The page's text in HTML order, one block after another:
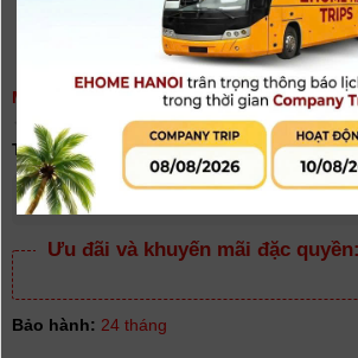
MÁY ẢNH KỸ THUẬT SỐ SONY ZV-1F
(0người đánh giá)
Tình trạng:
Có hàng
Giá khuyến mại: 13.990.000đ
Ưu đãi và khuyến mãi đặc quyền:
Bảo hành: 24 tháng